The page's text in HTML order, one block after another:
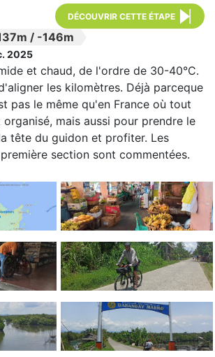
DÉCOUVRIR CETTE ÉTAPE
/ -146m
2025
et chaud, de l'ordre de 30-40°C.
les kilomètres. Déjà parceque
pas le même qu'en France où tout
mais aussi pour prendre le
tête du guidon et profiter. Les
section sont commentées.